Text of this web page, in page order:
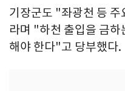
기장군도 "좌광천 등 주
라며 "하천 출입을 금하
해야 한다"고 당부했다.